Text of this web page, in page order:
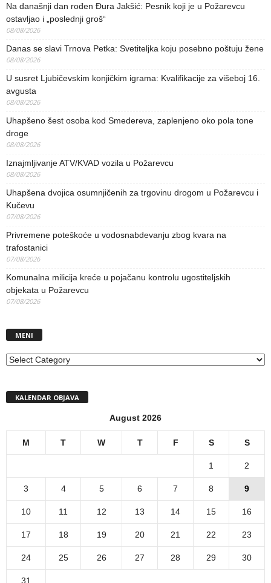
Na današnji dan rođen Đura Jakšić: Pesnik koji je u Požarevcu
ostavljao i „poslednji groš“
08/08/2026
Danas se slavi Trnova Petka: Svetiteljka koju posebno poštuju žene
08/08/2026
U susret Ljubičevskim konjičkim igrama: Kvalifikacije za višeboj 16.
avgusta
08/08/2026
Uhapšeno šest osoba kod Smedereva, zaplenjeno oko pola tone
droge
08/08/2026
Iznajmljivanje ATV/KVAD vozila u Požarevcu
08/08/2026
Uhapšena dvojica osumnjičenih za trgovinu drogom u Požarevcu i
Kučevu
07/08/2026
Privremene poteškoće u vodosnabdevanju zbog kvara na
trafostanici
07/08/2026
Komunalna milicija kreće u pojačanu kontrolu ugostiteljskih
objekata u Požarevcu
07/08/2026
MENI
MENI
KALENDAR OBJAVA
August 2026
M T W T F S S
1 2
3 4 5 6 7 8 9
10 11 12 13 14 15 16
17 18 19 20 21 22 23
24 25 26 27 28 29 30
31